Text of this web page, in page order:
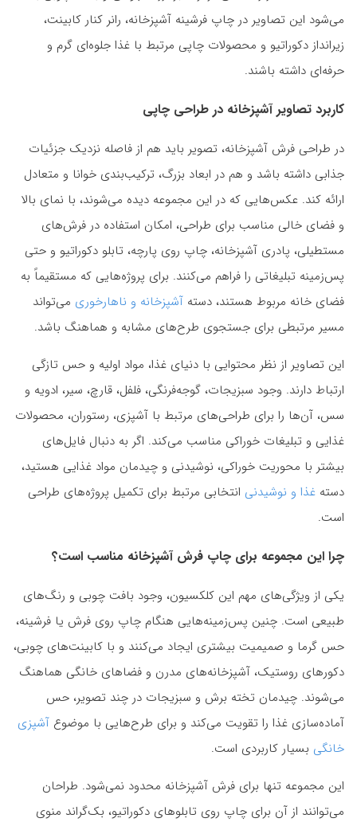
می‌شود این تصاویر در چاپ فرشینه آشپزخانه، رانر کنار کابینت،
زیرانداز دکوراتیو و محصولات چاپی مرتبط با غذا جلوه‌ای گرم و
حرفه‌ای داشته باشند.
کاربرد تصاویر آشپزخانه در طراحی چاپی
در طراحی فرش آشپزخانه، تصویر باید هم از فاصله نزدیک جزئیات
جذابی داشته باشد و هم در ابعاد بزرگ، ترکیب‌بندی خوانا و متعادل
ارائه کند. عکس‌هایی که در این مجموعه دیده می‌شوند، با نمای بالا
و فضای خالی مناسب برای طراحی، امکان استفاده در فرش‌های
مستطیلی، پادری آشپزخانه، چاپ روی پارچه، تابلو دکوراتیو و حتی
پس‌زمینه تبلیغاتی را فراهم می‌کنند. برای پروژه‌هایی که مستقیماً به
فضای خانه مربوط هستند، دسته آشپزخانه و ناهارخوری می‌تواند
مسیر مرتبطی برای جستجوی طرح‌های مشابه و هماهنگ باشد.
این تصاویر از نظر محتوایی با دنیای غذا، مواد اولیه و حس تازگی
ارتباط دارند. وجود سبزیجات، گوجه‌فرنگی، فلفل، قارچ، سیر، ادویه و
سس، آن‌ها را برای طراحی‌های مرتبط با آشپزی، رستوران، محصولات
غذایی و تبلیغات خوراکی مناسب می‌کند. اگر به دنبال فایل‌های
بیشتر با محوریت خوراکی، نوشیدنی و چیدمان مواد غذایی هستید،
دسته غذا و نوشیدنی انتخابی مرتبط برای تکمیل پروژه‌های طراحی
است.
چرا این مجموعه برای چاپ فرش آشپزخانه مناسب است؟
یکی از ویژگی‌های مهم این کلکسیون، وجود بافت چوبی و رنگ‌های
طبیعی است. چنین پس‌زمینه‌هایی هنگام چاپ روی فرش یا فرشینه،
حس گرما و صمیمیت بیشتری ایجاد می‌کنند و با کابینت‌های چوبی،
دکورهای روستیک، آشپزخانه‌های مدرن و فضاهای خانگی هماهنگ
می‌شوند. چیدمان تخته برش و سبزیجات در چند تصویر، حس
آماده‌سازی غذا را تقویت می‌کند و برای طرح‌هایی با موضوع آشپزی
خانگی بسیار کاربردی است.
این مجموعه تنها برای فرش آشپزخانه محدود نمی‌شود. طراحان
می‌توانند از آن برای چاپ روی تابلوهای دکوراتیو، بک‌گراند منوی